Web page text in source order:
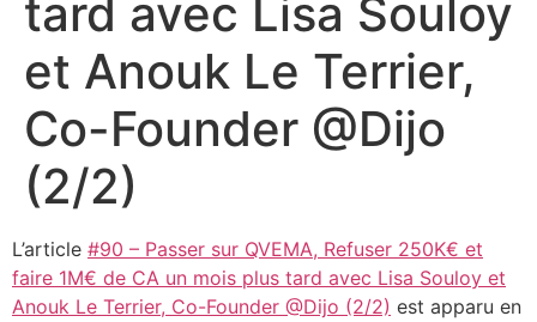
tard avec Lisa Souloy
et Anouk Le Terrier,
Co-Founder @Dijo
(2/2)
L’article #90 – Passer sur QVEMA, Refuser 250K€ et
faire 1M€ de CA un mois plus tard avec Lisa Souloy et
Anouk Le Terrier, Co-Founder @Dijo (2/2) est apparu en